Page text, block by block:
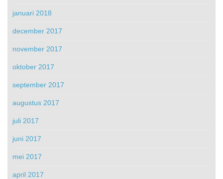
januari 2018
december 2017
november 2017
oktober 2017
september 2017
augustus 2017
juli 2017
juni 2017
mei 2017
april 2017